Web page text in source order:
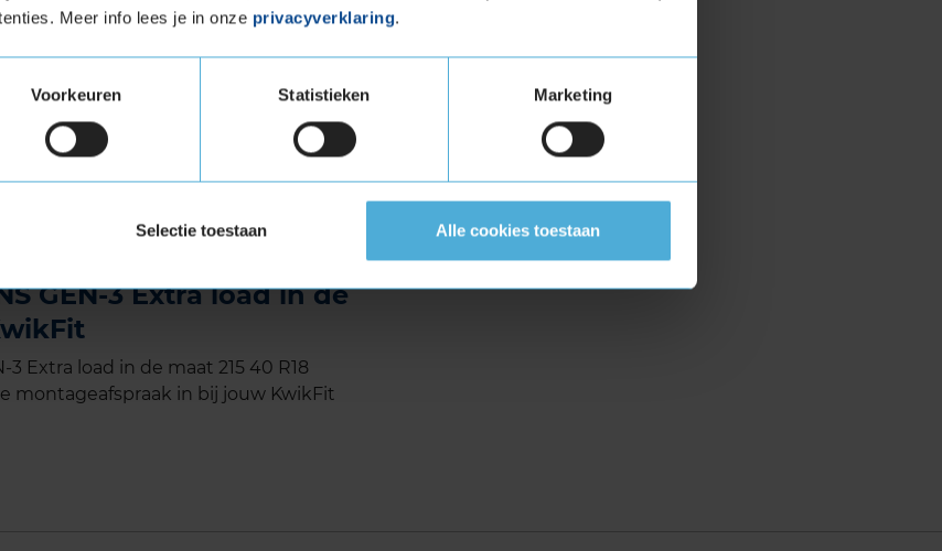
Meer info lees je in onze privacyverklaring.
Voorkeuren Statistieken Marketing
Selectie toestaan Alle cookies toestaan
van het profiel. De groeven werken
voor een betere grip op sneeuw.
het water continu afgevoerd kan
gedurende de hele levensduur.
Extra Load (verstevigde band)
banden met een hoger
zijn te herkennen aan het
GEN-3 Extra load in de
3 Extra load in de maat 215 40 R18
montageafspraak in bij jouw KwikFit